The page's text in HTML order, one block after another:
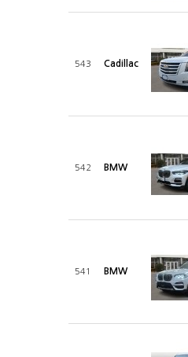
543 Cadillac
542 BMW
541 BMW